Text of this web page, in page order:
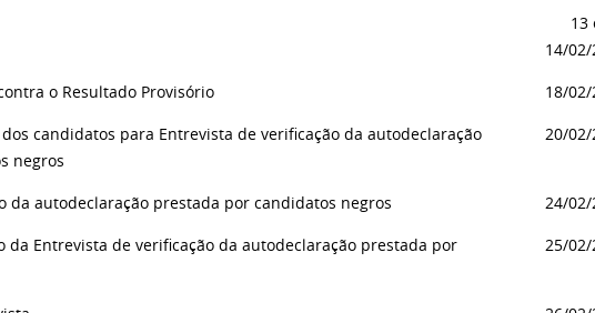
13
14/02/
o Resultado Provisório 18/02/
candidatos para Entrevista de verificação da autodeclaração
negros
20/02/
da autodeclaração prestada por candidatos negros 24/02/
da Entrevista de verificação da autodeclaração prestada por
25/02/